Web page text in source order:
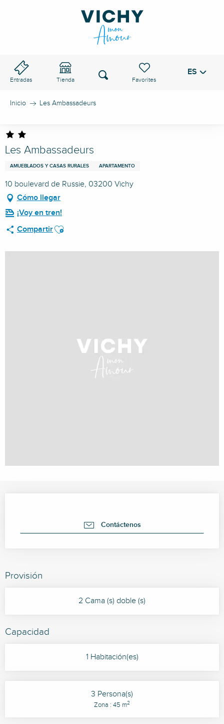
Entradas Tienda
Voir les favoris
Buscar ES
Inicio Les Ambassadeurs
Les Ambassadeurs
AMUEBLADOS Y CASAS RURALES APARTAMENTO
10 boulevard de Russie, 03200 Vichy
Cómo llegar
¡Voy en tren!
CompartirAjouter aux favoris
Contáctenos
Provisión
2 Cama (s) doble (s)
Capacidad
1 Habitación(es)
3 Persona(s)
Zona : 45 m2